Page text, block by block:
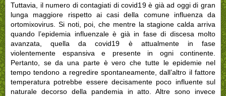
Tuttavia, il numero di contagiati di covid19 è già ad oggi di gran
lunga maggiore rispetto ai casi della comune influenza da
ortomixovirus. Si noti, poi, che mentre la stagione calda arriva
quando l’epidemia influenzale è già in fase di discesa molto
avanzata, quella da covid19 è attualmente in fase
violentemente espansiva e presente in ogni continente.
Pertanto, se da una parte è vero che tutte le epidemie nel
tempo tendono a regredire spontaneamente, dall’altro il fattore
temperatura potrebbe essere decisamente poco influente sul
naturale decorso della pandemia in atto. Altre sono invece